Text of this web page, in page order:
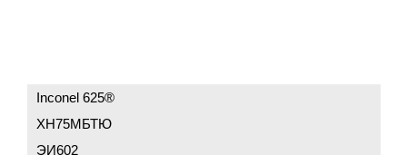
Inconel 625®
ХН75МБТЮ
ЭИ602